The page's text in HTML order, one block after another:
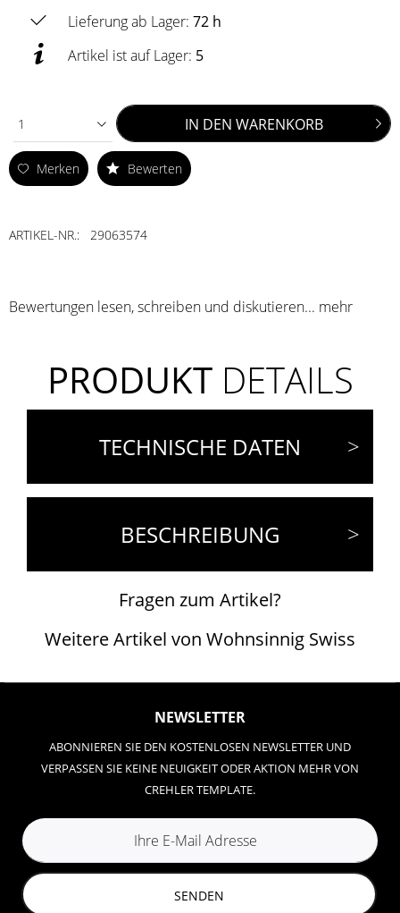
Lieferung ab Lager: 72 h
Artikel ist auf Lager: 5
1 IN DEN WARENKORB
Merken Bewerten
ARTIKEL-NR.: 29063574
Bewertungen lesen, schreiben und diskutieren... mehr
PRODUKTDETAILS
TECHNISCHE DATEN
BESCHREIBUNG
Fragen zum Artikel?
Weitere Artikel von Wohnsinnig Swiss
NEWSLETTER
ABONNIEREN SIE DEN KOSTENLOSEN NEWSLETTER UND
VERPASSEN SIE KEINE NEUIGKEIT ODER AKTION MEHR VON
CREHLER TEMPLATE.
SENDEN